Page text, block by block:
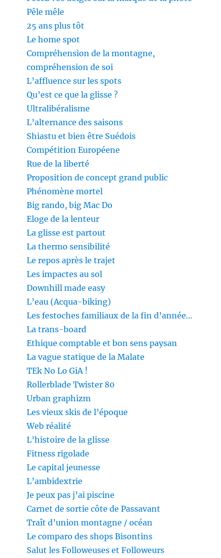
Pêle mêle
25 ans plus tôt
Le home spot
Compréhension de la montagne,
compréhension de soi
L’affluence sur les spots
Qu’est ce que la glisse ?
Ultralibéralisme
L’alternance des saisons
Shiastu et bien être Suédois
Compétition Européene
Rue de la liberté
Proposition de concept grand public
Phénomène mortel
Big rando, big Mac Do
Eloge de la lenteur
La glisse est partout
La thermo sensibilité
Le repos après le trajet
Les impactes au sol
Downhill made easy
L’eau (Acqua-biking)
Les festoches familiaux de la fin d’année…
La trans-board
Ethique comptable et bon sens paysan
La vague statique de la Malate
TEk No Lo GiA !
Rollerblade Twister 80
Urban graphizm
Les vieux skis de l’époque
Web réalité
L’histoire de la glisse
Fitness rigolade
Le capital jeunesse
L’ambidextrie
Je peux pas j’ai piscine
Carnet de sortie côte de Passavant
Traît d’union montagne / océan
Le comparo des shops Bisontins
Salut les Followeuses et Followeurs